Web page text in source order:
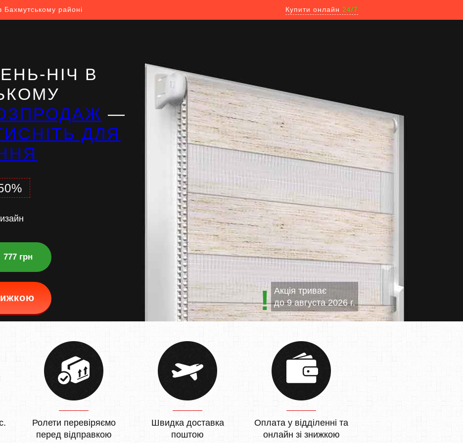
Бахмутському районі Купити онлайн 24/7
НІЧ В
—
ДЛЯ
777 грн
Акція триває
до9 августа 2026 г.
Ролети перевіряємо
перед відправкою
Швидка доставка
поштою
Оплата у відділенні та
онлайн зі знижкою